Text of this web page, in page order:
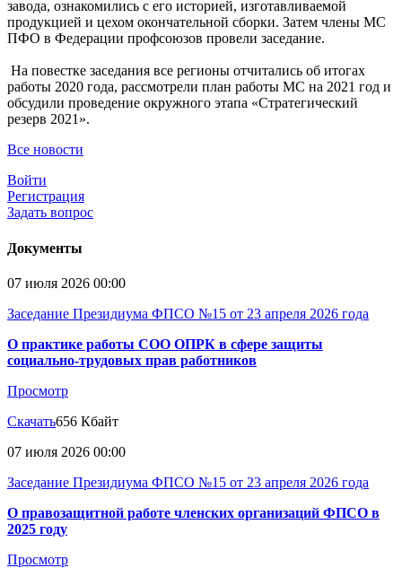
завода, ознакомились с его историей, изготавливаемой
продукцией и цехом окончательной сборки. Затем члены МС
ПФО в Федерации профсоюзов провели заседание.
На повестке заседания все регионы отчитались об итогах
работы 2020 года, рассмотрели план работы МС на 2021 год и
обсудили проведение окружного этапа «Стратегический
резерв 2021».
Все новости
Войти
Регистрация
Задать вопрос
Документы
07 июля 2026 00:00
Заседание Президиума ФПСО №15 от 23 апреля 2026 года
О практике работы СОО ОПРК в сфере защиты
социально-трудовых прав работников
Просмотр
Скачать656 Кбайт
07 июля 2026 00:00
Заседание Президиума ФПСО №15 от 23 апреля 2026 года
О правозащитной работе членских организаций ФПСО в
2025 году
Просмотр